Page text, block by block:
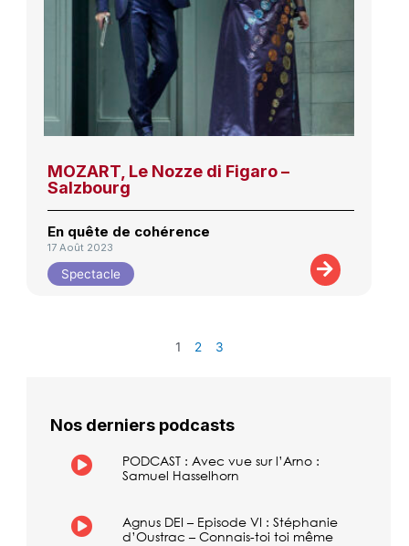
MOZART, Le Nozze di Figaro –
Salzbourg
En quête de cohérence
17 Août 2023
Spectacle
1 2 3
Nos derniers podcasts
PODCAST : Avec vue sur l’Arno :
Samuel Hasselhorn
Agnus DEI – Episode VI : Stéphanie
d’Oustrac – Connais-toi toi même